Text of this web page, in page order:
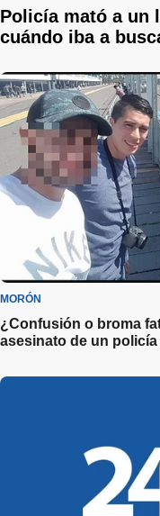
Policía mató a un
cuándo iba a
MORÓN
¿Confusión o broma
asesinato de un